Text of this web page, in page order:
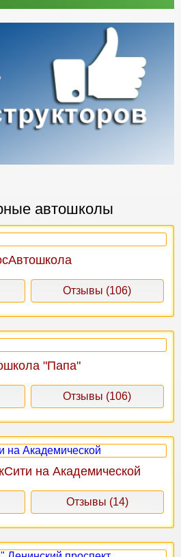
автошколы
Отзывы (106)
"Папа"
Отзывы (106)
на Академической
Отзывы (14)